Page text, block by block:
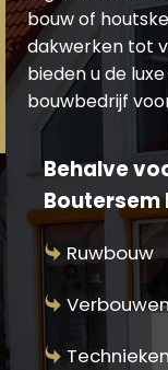
bouw of
dakwerken tot
bieden u de
bouwbedrijf
Behalve
Boutersem
Ruwbouw
Technieken